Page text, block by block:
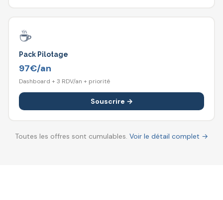
☕
Pack Pilotage
97€/an
Dashboard + 3 RDV/an + priorité
Souscrire →
Toutes les offres sont cumulables. Voir le détail complet →